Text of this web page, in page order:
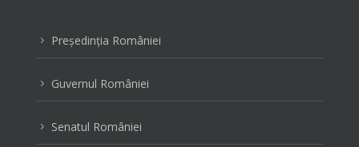
5 Preşedinţia României
5 Guvernul României
5 Senatul României